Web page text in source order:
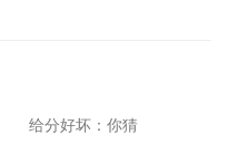
给分好坏：你猜